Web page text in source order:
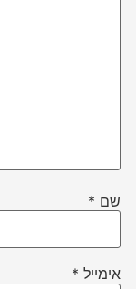
שם *
אימייל *